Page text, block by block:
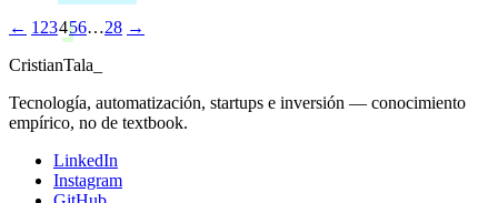
← 1 23456…28 →
CristianTala
Tecnología, automatización, startups e inversión — conocimiento
empírico, no de textbook.
LinkedIn
Instagram